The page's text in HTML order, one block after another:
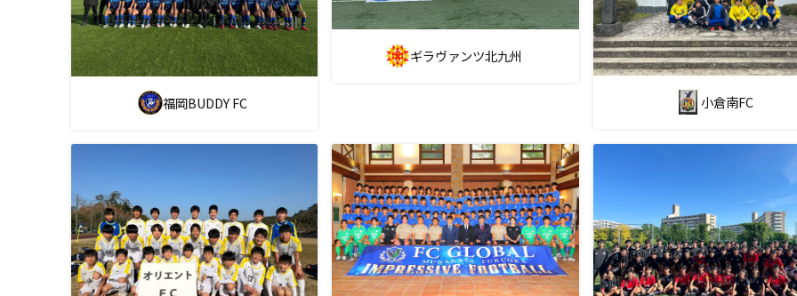
福岡BUDDY FC
ギラヴァンツ北九州
小倉南FC